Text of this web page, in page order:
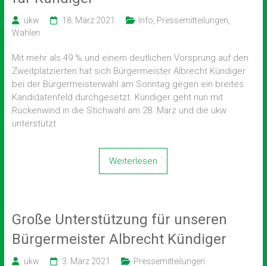
ukw 18. März 2021 Info Pressemitteilungen
Wahlen
Mit mehr als 49 % und einem deutlichen Vorsprung auf den
Zweitplatzierten hat sich Bürgermeister Albrecht Kündiger
bei der Bürgermeisterwahl am Sonntag gegen ein breites
Kandidatenfeld durchgesetzt. Kündiger geht nun mit
Rückenwind in die Stichwahl am 28. März und die ukw
unterstützt
Weiterlesen
Große Unterstützung für unseren
Bürgermeister Albrecht Kündiger
ukw 3. März 2021 Pressemitteilungen